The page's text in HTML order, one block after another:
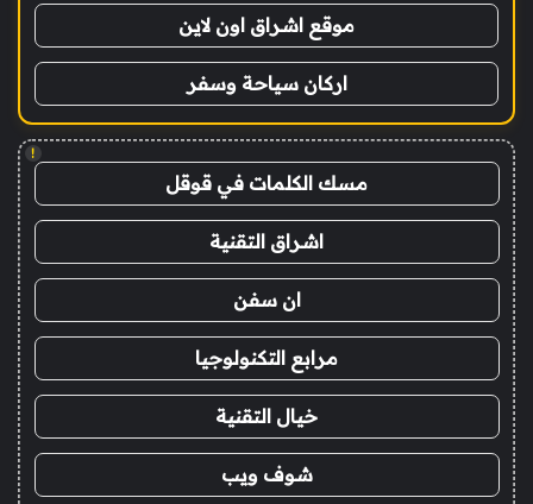
موقع اشراق اون لاين
اركان سياحة وسفر
!
مسك الكلمات في قوقل
اشراق التقنية
ان سفن
مرابع التكنولوجيا
خيال التقنية
شوف ويب